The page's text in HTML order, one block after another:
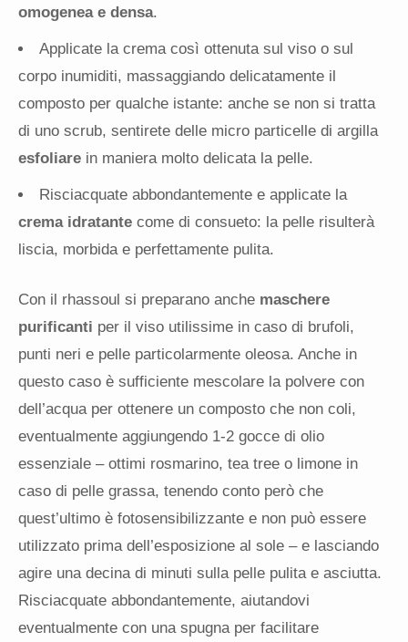
omogenea e densa.
Applicate la crema così ottenuta sul viso o sul
corpo inumiditi, massaggiando delicatamente il
composto per qualche istante: anche se non si tratta
di uno scrub, sentirete delle micro particelle di argilla
esfoliare in maniera molto delicata la pelle.
Risciacquate abbondantemente e applicate la
crema idratante come di consueto: la pelle risulterà
liscia, morbida e perfettamente pulita.
Con il rhassoul si preparano anche maschere
purificanti per il viso utilissime in caso di brufoli,
punti neri e pelle particolarmente oleosa. Anche in
questo caso è sufficiente mescolare la polvere con
dell’acqua per ottenere un composto che non coli,
eventualmente aggiungendo 1-2 gocce di olio
essenziale – ottimi rosmarino, tea tree o limone in
caso di pelle grassa, tenendo conto però che
quest’ultimo è fotosensibilizzante e non può essere
utilizzato prima dell’esposizione al sole – e lasciando
agire una decina di minuti sulla pelle pulita e asciutta.
Risciacquate abbondantemente, aiutandovi
eventualmente con una spugna per facilitare